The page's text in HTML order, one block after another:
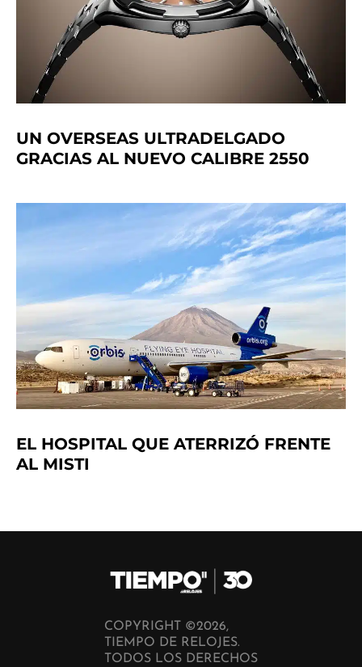
UN OVERSEAS ULTRADELGADO
GRACIAS AL NUEVO CALIBRE 2550
EL HOSPITAL QUE ATERRIZÓ FRENTE
AL MISTI
COPYRIGHT ©2026,
TIEMPO DE RELOJES.
TODOS LOS DERECHOS